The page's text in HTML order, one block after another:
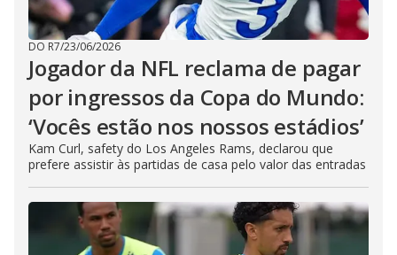
DO R7/23/06/2026
Jogador da NFL reclama de pagar
por ingressos da Copa do Mundo:
‘Vocês estão nos nossos estádios’
Kam Curl, safety do Los Angeles Rams, declarou que
prefere assistir às partidas de casa pelo valor das entradas